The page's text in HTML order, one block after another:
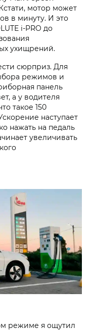
мотор может
в минуту. И это
i‑PRO до
ухищрений.
сюрприз. Для
режимов и
панель
а у водителя
такое 150
наступает
нажать на педаль
увеличивать
режиме я ощутил